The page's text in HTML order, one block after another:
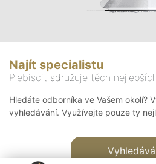
Najít specialistu
Plebiscit sdružuje těch
Hledáte odborníka ve Vašem okolí?
vyhledávání. Využívejte pouze ty